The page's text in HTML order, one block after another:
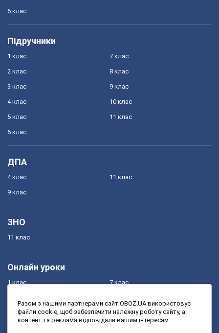
6 клас
Підручники
1 клас
2 клас
3 клас
4 клас
5 клас
6 клас
7 клас
8 клас
9 клас
10 клас
11 клас
ДПА
4 клас
9 клас
11 клас
ЗНО
11 клас
Онлайн уроки
1 клас
3 клас
7 клас
9 клас
Разом з нашими партнерами сайт OBOZ.UA використовує
файли cookie, щоб забезпечити належну роботу сайту, а
контент та реклама відповідали вашим інтересам.